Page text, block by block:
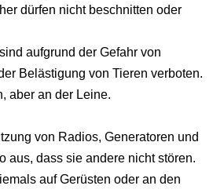
dürfen nicht beschnitten oder
aufgrund der Gefahr von
Belästigung von Tieren verboten.
aber an der Leine.
von Radios, Generatoren und
aus, dass sie andere nicht stören.
auf Gerüsten oder an den